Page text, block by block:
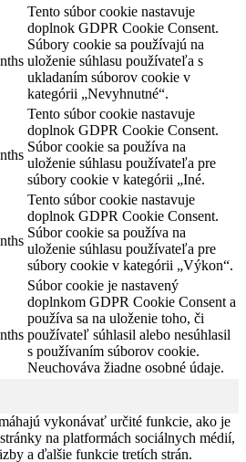
Tento súbor cookie nastavuje
doplnok GDPR Cookie Consent.
Súbory cookie sa používajú na
uloženie súhlasu používateľa s
ukladaním súborov cookie v
kategórii „Nevyhnutné“.
Tento súbor cookie nastavuje
doplnok GDPR Cookie Consent.
Súbor cookie sa používa na
uloženie súhlasu používateľa pre
súbory cookie v kategórii „Iné.
Tento súbor cookie nastavuje
doplnok GDPR Cookie Consent.
Súbor cookie sa používa na
uloženie súhlasu používateľa pre
súbory cookie v kategórii „Výkon“.
Súbor cookie je nastavený
doplnkom GDPR Cookie Consent a
používa sa na uloženie toho, či
používateľ súhlasil alebo nesúhlasil
s používaním súborov cookie.
Neuchováva žiadne osobné údaje.
vykonávať určité funkcie, ako je
na platformách sociálnych médií,
a ďalšie funkcie tretích strán.